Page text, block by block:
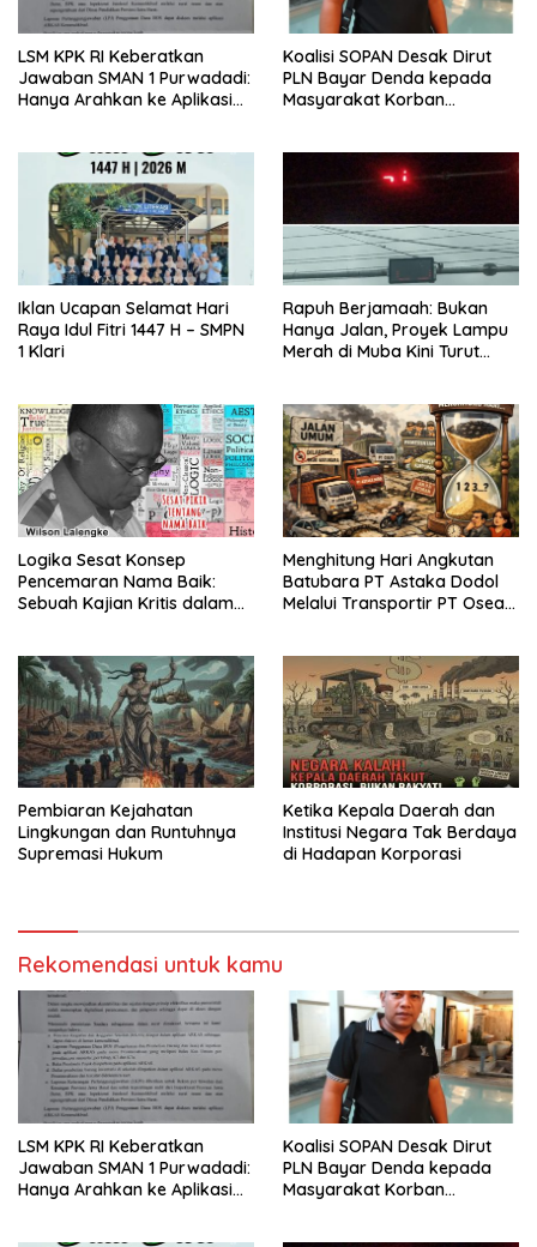
LSM KPK RI Keberatkan
Jawaban SMAN 1 Purwadadi:
Hanya Arahkan ke Aplikasi
Koalisi SOPAN Desak Dirut
PLN Bayar Denda kepada
Masyarakat Korban
Iklan Ucapan Selamat Hari
Raya Idul Fitri 1447 H – SMPN
1 Klari
Rapuh Berjamaah: Bukan
Hanya Jalan, Proyek Lampu
Merah di Muba Kini Turut
Logika Sesat Konsep
Pencemaran Nama Baik:
Sebuah Kajian Kritis dalam
Menghitung Hari Angkutan
Batubara PT Astaka Dodol
Melalui Transportir PT Osean
Pembiaran Kejahatan
Lingkungan dan Runtuhnya
Supremasi Hukum
Ketika Kepala Daerah dan
Institusi Negara Tak Berdaya
di Hadapan Korporasi
Rekomendasi untuk kamu
LSM KPK RI Keberatkan
Jawaban SMAN 1 Purwadadi:
Hanya Arahkan ke Aplikasi
Koalisi SOPAN Desak Dirut
PLN Bayar Denda kepada
Masyarakat Korban